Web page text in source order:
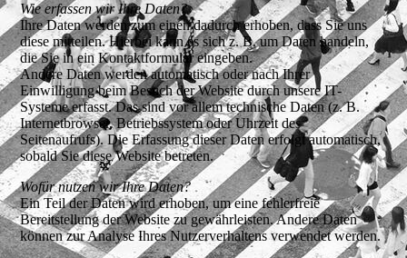
Wie erfassen wir Ihre Daten?
Ihre Daten werden zum einen dadurch erhoben, dass Sie uns
diese mitteilen. Hierbei kann es sich z. B. um Daten handeln,
die Sie in ein Kontaktformular eingeben.
Andere Daten werden automatisch oder nach Ihrer
Einwilligung beim Besuch der Website durch unsere IT-
Systeme erfasst. Das sind vor allem technische Daten (z. B.
Internetbrowser, Betriebssystem oder Uhrzeit des
Seitenaufrufs). Die Erfassung dieser Daten erfolgt automatisch,
sobald Sie diese Website betreten.
Wofür nutzen wir Ihre Daten?
Ein Teil der Daten wird erhoben, um eine fehlerfreie
Bereitstellung der Website zu gewährleisten. Andere Daten
können zur Analyse Ihres Nutzerverhaltens verwendet werden.